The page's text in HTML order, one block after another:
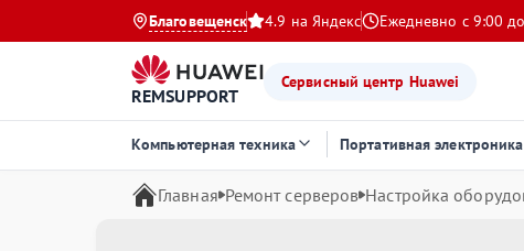
Благовещенск 4.9 на Яндекс Ежедневно с 9:00
REMSUPPORT
Сервисный центр Huawei
Компьютерная техника Портативная электроника
Главная Ремонт серверов Настройка